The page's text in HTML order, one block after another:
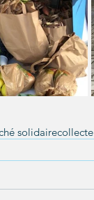
solidairecollecte